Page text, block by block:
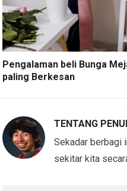
Pengalaman beli Bunga
paling Berkesan
TENTANG
Sekadar berbagi
sekitar kita